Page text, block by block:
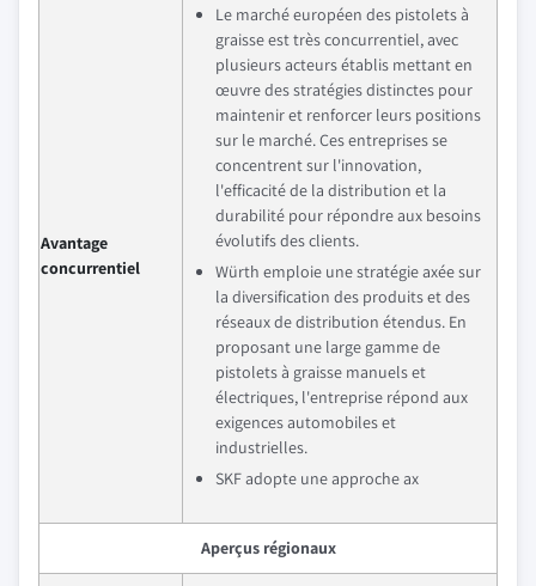
Avantage
concurrentiel
Le marché européen des pistolets à
graisse est très concurrentiel, avec
plusieurs acteurs établis mettant en
œuvre des stratégies distinctes pour
maintenir et renforcer leurs positions
sur le marché. Ces entreprises se
concentrent sur l'innovation,
l'efficacité de la distribution et la
durabilité pour répondre aux besoins
évolutifs des clients.
Würth emploie une stratégie axée sur
la diversification des produits et des
réseaux de distribution étendus. En
proposant une large gamme de
pistolets à graisse manuels et
électriques, l'entreprise répond aux
exigences automobiles et
industrielles.
SKF adopte une approche ax
Aperçus régionaux